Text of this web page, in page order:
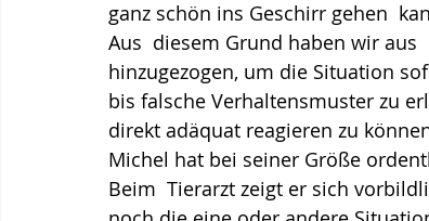
ganz schön ins Geschirr gehen
Aus  diesem Grund haben wir
hinzugezogen, um die Situation
bis falsche Verhaltensmuster zu
direkt adäquat reagieren zu
Michel hat bei seiner Größe
Beim  Tierarzt zeigt er sich